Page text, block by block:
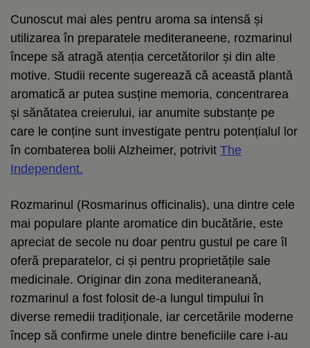
Cunoscut mai ales pentru aroma sa intensă și
utilizarea în preparatele mediteraneene, rozmarinul
începe să atragă atenția cercetătorilor și din alte
motive. Studii recente sugerează că această plantă
aromatică ar putea susține memoria, concentrarea
și sănătatea creierului, iar anumite substanțe pe
care le conține sunt investigate pentru potențialul lor
în combaterea bolii Alzheimer, potrivit The
Independent.
Rozmarinul (Rosmarinus officinalis), una dintre cele
mai populare plante aromatice din bucătărie, este
apreciat de secole nu doar pentru gustul pe care îl
oferă preparatelor, ci și pentru proprietățile sale
medicinale. Originar din zona mediteraneană,
rozmarinul a fost folosit de-a lungul timpului în
diverse remedii tradiționale, iar cercetările moderne
încep să confirme unele dintre beneficiile care i-au